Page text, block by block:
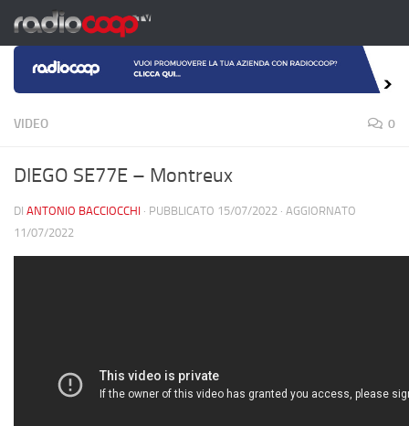
Salta al contenuto
VIDEO 0
DIEGO SE77E – Montreux
DI ANTONIO BACCIOCCHI · PUBBLICATO 15/07/2022 · AGGIORNATO
11/07/2022